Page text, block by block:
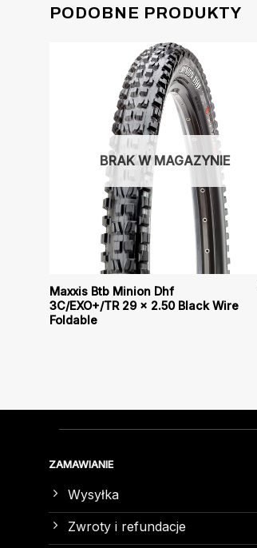
PODOBNE PRODUKTY
BRAK W MAGAZYNIE
Maxxis Btb Minion Dhf
3C/EXO+/TR 29 x 2.50 Black Wire
Foldable
ZAMAWIANIE
Wysyłka
Zwroty i refundacje